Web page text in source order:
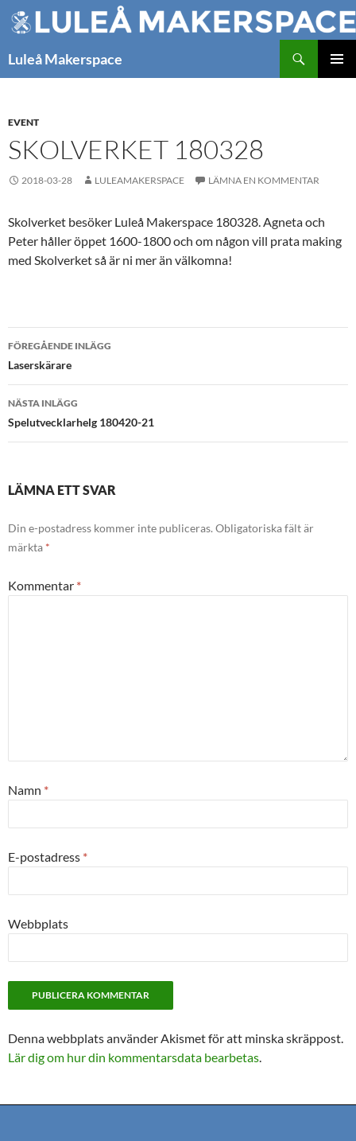
Hoppa
till
Luleå Makerspace
EVENT
SKOLVERKET 180328
2018-03-28 LULEAMAKERSPACE LÄMNA EN KOMMENTAR
Skolverket besöker Luleå Makerspace 180328. Agneta och
Peter håller öppet 1600-1800 och om någon vill prata making
med Skolverket så är ni mer än välkomna!
Inläggsnavigering
FÖREGÅENDE INLÄGG
Laserskärare
NÄSTA INLÄGG
Spelutvecklarhelg 180420-21
LÄMNA ETT SVAR
Din e-postadress kommer inte publiceras. Obligatoriska fält är
märkta *
Kommentar *
Namn *
E-postadress *
Webbplats
Denna webbplats använder Akismet för att minska skräppost.
Lär dig om hur din kommentarsdata bearbetas